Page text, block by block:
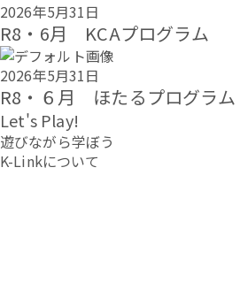
2026年5月31日
R8・6月 KCAプログラム
2026年5月31日
R8・６月 ほたるプログラム
Let's Play!
遊びながら学ぼう
K-Linkについて